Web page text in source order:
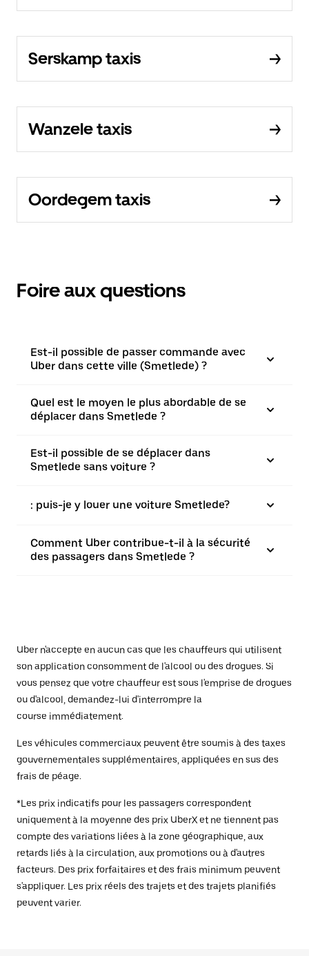
Serskamp taxis
Wanzele taxis
Oordegem taxis
Foire aux questions
Est-il possible de passer commande avec
Uber dans cette ville (Smetlede) ?
Quel est le moyen le plus abordable de se
déplacer dans Smetlede ?
Est-il possible de se déplacer dans
Smetlede sans voiture ?
: puis-je y louer une voiture Smetlede?
Comment Uber contribue-t-il à la sécurité
des passagers dans Smetlede ?
Uber n'accepte en aucun cas que les chauffeurs qui utilisent
son application consomment de l'alcool ou des drogues. Si
vous pensez que votre chauffeur est sous l'emprise de drogues
ou d'alcool, demandez-lui d'interrompre la
course immédiatement.
Les véhicules commerciaux peuvent être soumis à des taxes
gouvernementales supplémentaires, appliquées en sus des
frais de péage.
*Les prix indicatifs pour les passagers correspondent
uniquement à la moyenne des prix UberX et ne tiennent pas
compte des variations liées à la zone géographique, aux
retards liés à la circulation, aux promotions ou à d'autres
facteurs. Des prix forfaitaires et des frais minimum peuvent
s'appliquer. Les prix réels des trajets et des trajets planifiés
peuvent varier.